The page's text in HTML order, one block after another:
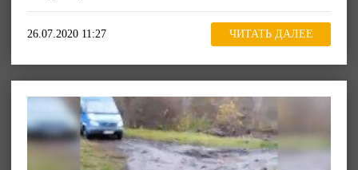
26.07.2020 11:27 ЧИТАТЬ ДАЛЕЕ